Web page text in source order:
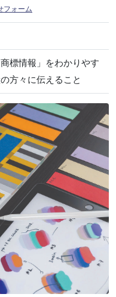
フォーム
標情報」をわかりやす
方々に伝えること